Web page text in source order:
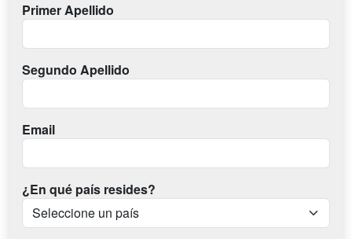
Primer Apellido
Segundo Apellido
Email
¿En qué país resides?